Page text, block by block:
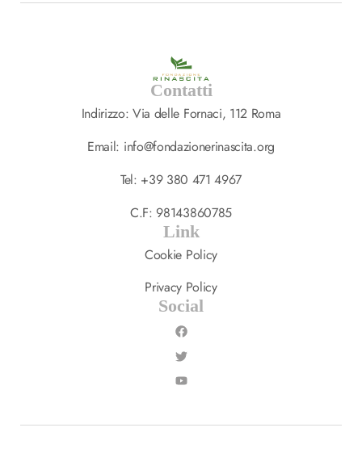
Contatti
Indirizzo: Via delle Fornaci, 112 Roma
Email: info@fondazionerinascita.org
Tel: +39 380 471 4967
C.F: 98143860785
Link
Cookie Policy
Privacy Policy
Social